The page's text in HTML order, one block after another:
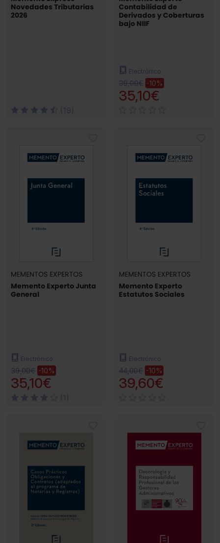
Novedades Tributarias
2026
Contabilidad de
Derivados y Coberturas
bajo NIIF
Electrónico
39,00€ -10%
35,10€
MEMENTOS EXPERTOS
Memento Experto Junta
General
Electrónico
39,00€ -10%
35,10€
MEMENTOS EXPERTOS
Memento Experto
Estatutos Sociales
Electrónico
44,00€ -10%
39,60€